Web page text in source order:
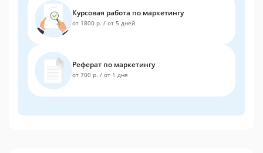
Курсовая работа по маркетингу
от 1800 р. / от 5 дней
Реферат по маркетингу
от 700 р. / от 1 дня